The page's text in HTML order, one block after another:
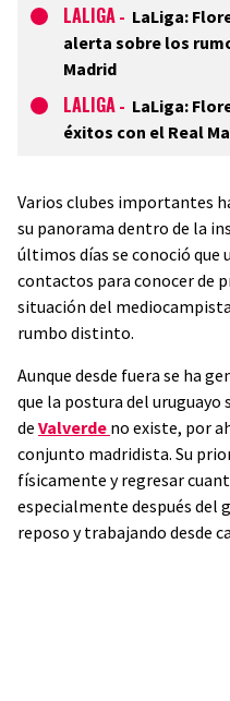
LALIGA - LaLiga:
alerta sobre los
Madrid
LALIGA - LaLiga:
éxitos con el Real
Varios clubes importantes
su panorama dentro de la
últimos días se conoció que
contactos para conocer de
situación del
rumbo distinto.
Aunque desde fuera se ha
que la postura del uruguayo
de Valverde no existe, por
conjunto madridista. Su
físicamente y regresar
especialmente después del
reposo y trabajando desde